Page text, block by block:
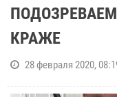
КРАЖЕ
28 февраля 2020,